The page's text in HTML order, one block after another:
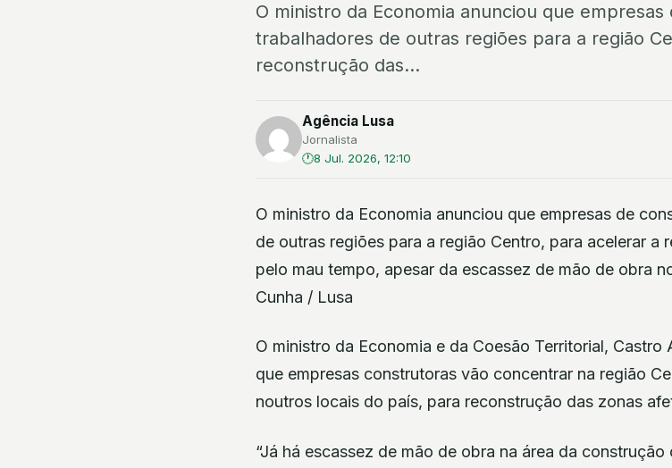
O ministro da Economia anunciou que
trabalhadores de outras regiões para a região
reconstrução das...
Agência Lusa
Jornalista
8 Jul. 2026, 12:10
O ministro da Economia anunciou que empresas de
de outras regiões para a região Centro, para acelerar a
pelo mau tempo, apesar da escassez de mão de obra
Cunha / Lusa
O ministro da Economia e da Coesão Territorial,
que empresas construtoras vão concentrar na região
noutros locais do país, para reconstrução das zonas
“Já há escassez de mão de obra na área da